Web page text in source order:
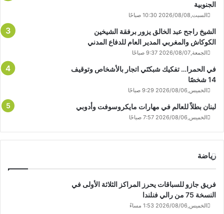
الجنوبية
السبت,2026/08/08 10:30 صباحًا
الشيخ راجح عبد الخالق يزور برفقة الشيخين
الكوكاش والمغربي المدير العام للدفاع المدني
الجمعة,2026/08/07 9:37 صباحًا
في الحمرا… تفكيك شبكتَي اتجار بالأشخاص وتوقيف
14 شخصًا
الخميس,2026/08/06 9:29 صباحًا
لبنان بطلاً للعالم في مهارات مايكروسوفت وأدوبي
الخميس,2026/08/06 7:57 صباحًا
رياضة
فريق جازو للسباقات يحرز المراكز الثلاثة الأولى في
النسخة 75 من رالي فنلندا
الخميس,2026/08/06 1:53 مساءً